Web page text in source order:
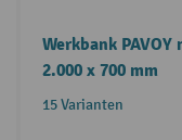
Werkbank
2.000 x 700 mm
15 Varianten